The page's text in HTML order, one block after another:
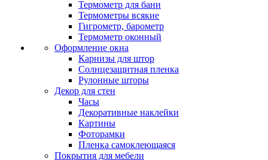
Термометр для бани
Термометры всякие
Гигрометр, барометр
Термометр оконный
Оформление окна
Карнизы для штор
Солнцезащитная пленка
Рулонные шторы
Декор для стен
Часы
Декоративные наклейки
Картины
Фоторамки
Пленка самоклеющаяся
Покрытия для мебели